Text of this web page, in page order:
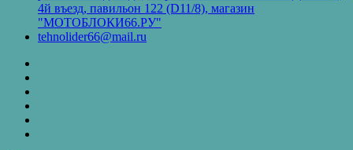
4й въезд, павильон 122 (D11/8), магазин
"МОТОБЛОКИ66.РУ"
tehnolider66@mail.ru